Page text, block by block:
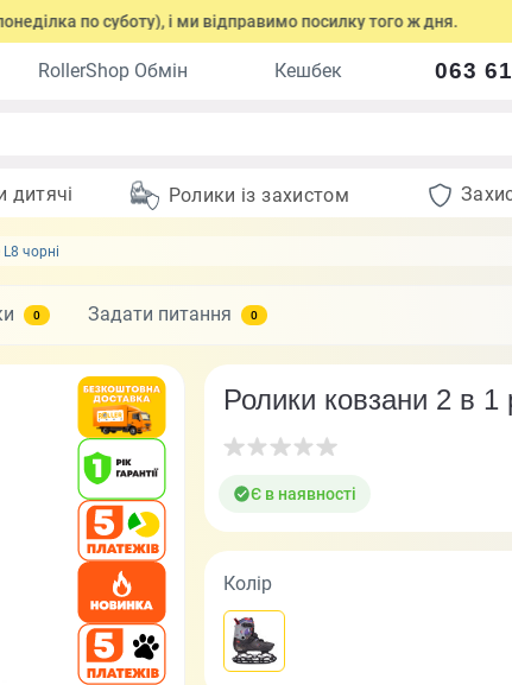
по суботу), і ми відправимо посилку того ж дня.
RollerShop Обмін Кешбек 063
дитячі Ролики із захистом
чорні
0 Задати питання 0
Ролики ковзани 2 в 1
Є в наявності
Колір